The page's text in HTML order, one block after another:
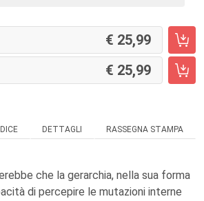
25,99
25,99
DETTAGLI RASSEGNA STAMPA
che la gerarchia, nella sua forma
di percepire le mutazioni interne